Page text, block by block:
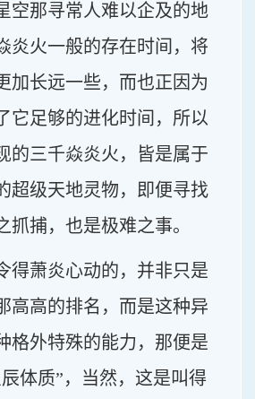
空那寻常人难以企及的地
炎火一般的存在时间，将
加长远一些，而也正因为
它足够的进化时间，所以
的三千焱炎火，皆是属于
超级天地灵物，即便寻找
抓捕，也是极难之事。
得萧炎心动的，并非只是
高高的排名，而是这种异
格外特殊的能力，那便是
体质”，当然，这是叫得